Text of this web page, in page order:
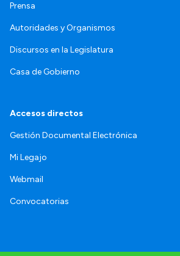
Prensa
Autoridades y Organismos
Discursos en la Legislatura
Casa de Gobierno
Accesos directos
Gestión Documental Electrónica
Mi Legajo
Webmail
Convocatorias